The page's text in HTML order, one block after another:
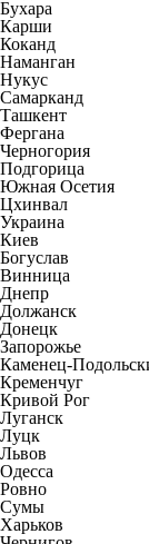
Бухара
Карши
Коканд
Наманган
Нукус
Самарканд
Ташкент
Фергана
Черногория
Подгорица
Южная Осетия
Цхинвал
Украина
Киев
Богуслав
Винница
Днепр
Должанск
Донецк
Запорожье
Каменец-
Кременчуг
Кривой Рог
Луганск
Луцк
Львов
Одесса
Ровно
Сумы
Харьков